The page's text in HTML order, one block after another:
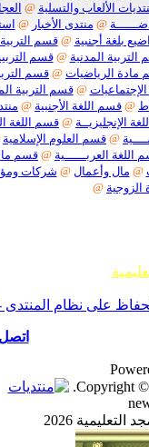
الألعاب والتسلية @
@ منتدى الأخبار @
بلغة أجنبية @قسم التربية
التربية المدنية @قسم
مادة الرياضيات @ قسم
@قسم التربية
@ قسم اللغة الأجنبية @
الإنجليزيــة @قسم اللغة
@ قسم العلوم الإسلامية
اللغة العربــــــية @ قسم
@ مال وأعمال @ شركات
الزوجية @
على نظام المنتدى -
اتصل
Copyright ©
2026